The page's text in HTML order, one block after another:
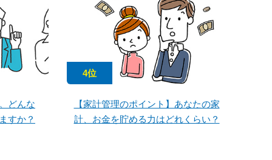
どんな
すか？
4位
【家計管理のポイント】あなたの家
計、お金を貯める力はどれくらい？